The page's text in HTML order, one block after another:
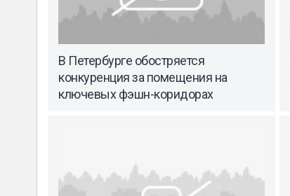
В Петербурге обостряется
конкуренция за помещения на
ключевых фэшн-коридорах